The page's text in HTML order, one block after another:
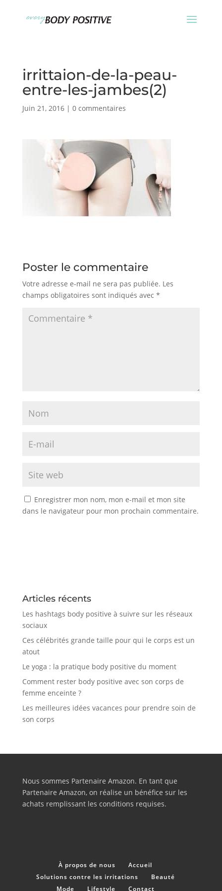
irrittaion-de-la-peau-
entre-les-jambes(2)
Juin 21, 2016| 0 commentaires
Poster le commentaire
Votre adresse e-mail ne sera pas publiée. Les
champs obligatoires sont indiqués avec *
Enregistrer mon nom, mon e-mail et mon site
dans le navigateur pour mon prochain commentaire.
Articles récents
Les hashtags body positive à suivre sur les réseaux
sociaux
Ces célébrités grande taille pour qui le corps est un
atout
Le yoga : la pratique body positive du moment
Comment rester body positive avec son corps de
femme enceinte ?
Les meilleures idées vacances pour prendre soin de
son corps
Nous sommes Partenaire Amazon. En tant que
Partenaire Amazon, on réalise un bénéfice sur les
achats remplissant les conditions requises.
À propos de nous
Accueil
Solutions contre les irritations
Beauté
Mode
Lifestyle Contact